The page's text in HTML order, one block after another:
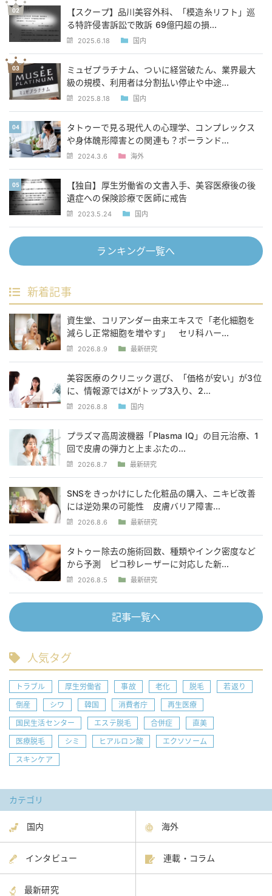
【スクープ】品川美容外科、「模造糸リフト」巡
る特許侵害訴訟で敗訴 69億円超の損...
2025.6.18 国内
ミュゼプラチナム、ついに経営破たん、業界最大
級の規模、利用者は分割払い停止や中途...
2025.8.18 国内
タトゥーで見る現代人の心理学、コンプレックス
や身体醜形障害との関連も？ポーランド...
2024.3.6 海外
【独自】厚生労働省の文書入手、美容医療後の後
遺症への保険診療で医師に戒告
2023.5.24 国内
ランキング一覧へ
新着記事
資生堂、コリアンダー由来エキスで「老化細胞を
減らし正常細胞を増やす」 セリ科ハー...
2026.8.9 最新研究
美容医療のクリニック選び、「価格が安い」が3位
に、情報源ではXがトップ3入り、2...
2026.8.8 国内
プラズマ高周波機器「Plasma IQ」の目元治療、1
回で皮膚の弾力と上まぶたの...
2026.8.7 最新研究
SNSをきっかけにした化粧品の購入、ニキビ改善
には逆効果の可能性 皮膚バリア障害...
2026.8.6 最新研究
タトゥー除去の施術回数、種類やインク密度など
から予測 ピコ秒レーザーに対応した新...
2026.8.5 最新研究
記事一覧へ
人気タグ
トラブル 厚生労働省 事故 老化 脱毛
若返り
倒産
シワ 韓国 消費者庁
再生医療
国民生活センター
エステ脱毛 合併症
直美
医療脱毛
シミ ヒアルロン酸
エクソソーム
スキンケア
カテゴリ
国内 海外
インタビュー 連載・コラム
最新研究